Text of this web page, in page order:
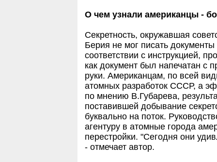
О чем узнали американцы -
Секретность, окружавшая
Берия не мог писать
соответствии с инструкцией,
как документ был напечатан с
руки. Американцам, по всей
атомных разработок СССР, а
по мнению В.Губарева,
поставившей добывание
буквально на поток.
агентуру в атомные города
перестройки. "Сегодня они
- отмечает автор.